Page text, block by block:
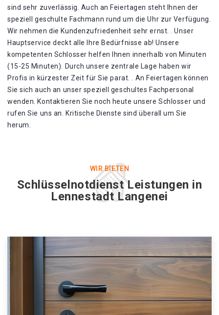
sind sehr zuverlässig. Auch an Feiertagen steht Ihnen der
speziell geschulte Fachmann rund um die Uhr zur Verfügung.
Wir nehmen die Kundenzufriedenheit sehr ernst. . Unser
Hauptservice deckt alle Ihre Bedürfnisse ab! Unsere
kompetenten Schlosser helfen Ihnen innerhalb von Minuten
(15-25 Minuten). Durch unsere zentrale Lage haben wir
Profis in kürzester Zeit für Sie parat. . An Feiertagen können
Sie sich auch an unser speziell geschultes Fachpersonal
wenden. Kontaktieren Sie noch heute unsere Schlosser und
rufen Sie uns an. Kritische Dienste sind überall um Sie
herum.
WIR BIETEN
Schlüsselnotdienst Leistungen in
Lennestadt Langenei